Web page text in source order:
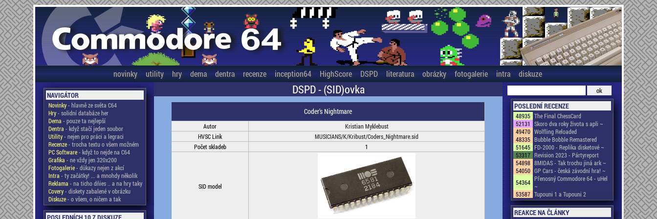
novinky utility hry dema dentra recenze inception64 HighScore DSPD literatura obrázky fotogalerie intra diskuze
NAVIGÁTOR
Novinky- hlavně ze světa C64
Hry- solidní databáze her
Dema - pouze ta nejlepší
Dentra - když stačí jeden soubor
Utility- nejen pro práci a legraci
Recenze- trocha textu o všem možném
PC Software- když to nejde na C64
Grafika - ne vždy jen 320x200
Fotogalerie- důkazy nejen z akcí
Intra - ty začátky! ... a mnohdy několik
Reklama - na ticho dňies .. a na hry taky
Covery- diskety zabalené v obrázku
Diskuze- o všem, o ničem a tak
DSPD - (SID)ovka
Coder's Nightmare
Autor
Kristian Myklebust
HVSC Link
MUSICIANS/K/Kribust/Coders_Nightmare.sid
Počet skladeb
1
SID model
POSLEDNÍ RECENZE
48935 The Final ChessCard
52131
Skoro dva roky života s apli ~
49470 Wolfling Reloaded
48335 Bubble Bobble Remastered
51645 FD-2000 - Replika disketové ~
53317 Revision 2023 - Pártyreport
54898 8MIDAS - Tak trochu jiná ark ~
54050 GP Cars - česká závodní hra! ~
54364 Přenosný Commodore 64 - uHel
~
53587 Tupouni 1 a Tupouni 2
REAKCE NA ČLÁNKY